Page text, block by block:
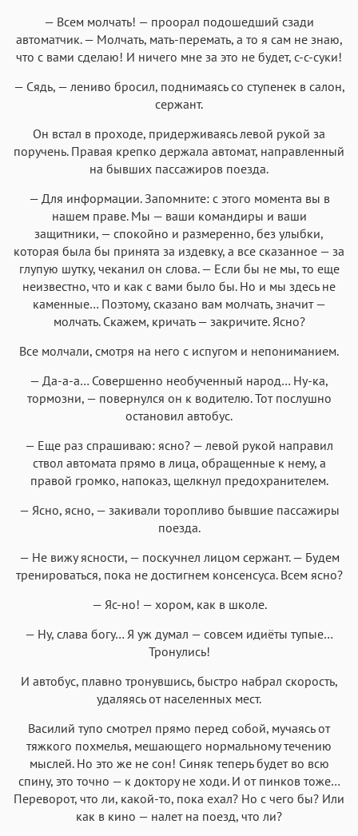
— Всем молчать! — проорал подошедший сзади
автоматчик. — Молчать, мать-перемать, а то я сам не знаю,
что с вами сделаю! И ничего мне за это не будет, с-с-суки!
— Сядь, — лениво бросил, поднимаясь со ступенек в салон,
сержант.
Он встал в проходе, придерживаясь левой рукой за
поручень. Правая крепко держала автомат, направленный
на бывших пассажиров поезда.
— Для информации. Запомните: с этого момента вы в
нашем праве. Мы — ваши командиры и ваши
защитники, — спокойно и размеренно, без улыбки,
которая была бы принята за издевку, а все сказанное — за
глупую шутку, чеканил он слова. — Если бы не мы, то еще
неизвестно, что и как с вами было бы. Но и мы здесь не
каменные… Поэтому, сказано вам молчать, значит —
молчать. Скажем, кричать — закричите. Ясно?
Все молчали, смотря на него с испугом и непониманием.
— Да-а-а… Совершенно необученный народ… Ну-ка,
тормозни, — повернулся он к водителю. Тот послушно
остановил автобус.
— Еще раз спрашиваю: ясно? — левой рукой направил
ствол автомата прямо в лица, обращенные к нему, а
правой громко, напоказ, щелкнул предохранителем.
— Ясно, ясно, — закивали торопливо бывшие пассажиры
поезда.
— Не вижу ясности, — поскучнел лицом сержант. — Будем
тренироваться, пока не достигнем консенсуса. Всем ясно?
— Яс-но! — хором, как в школе.
— Ну, слава богу… Я уж думал — совсем идиёты тупые…
Тронулись!
И автобус, плавно тронувшись, быстро набрал скорость,
удаляясь от населенных мест.
Василий тупо смотрел прямо перед собой, мучаясь от
тяжкого похмелья, мешающего нормальному течению
мыслей. Но это же не сон! Синяк теперь будет во всю
спину, это точно — к доктору не ходи. И от пинков тоже…
Переворот, что ли, какой-то, пока ехал? Но с чего бы? Или
как в кино — налет на поезд, что ли?